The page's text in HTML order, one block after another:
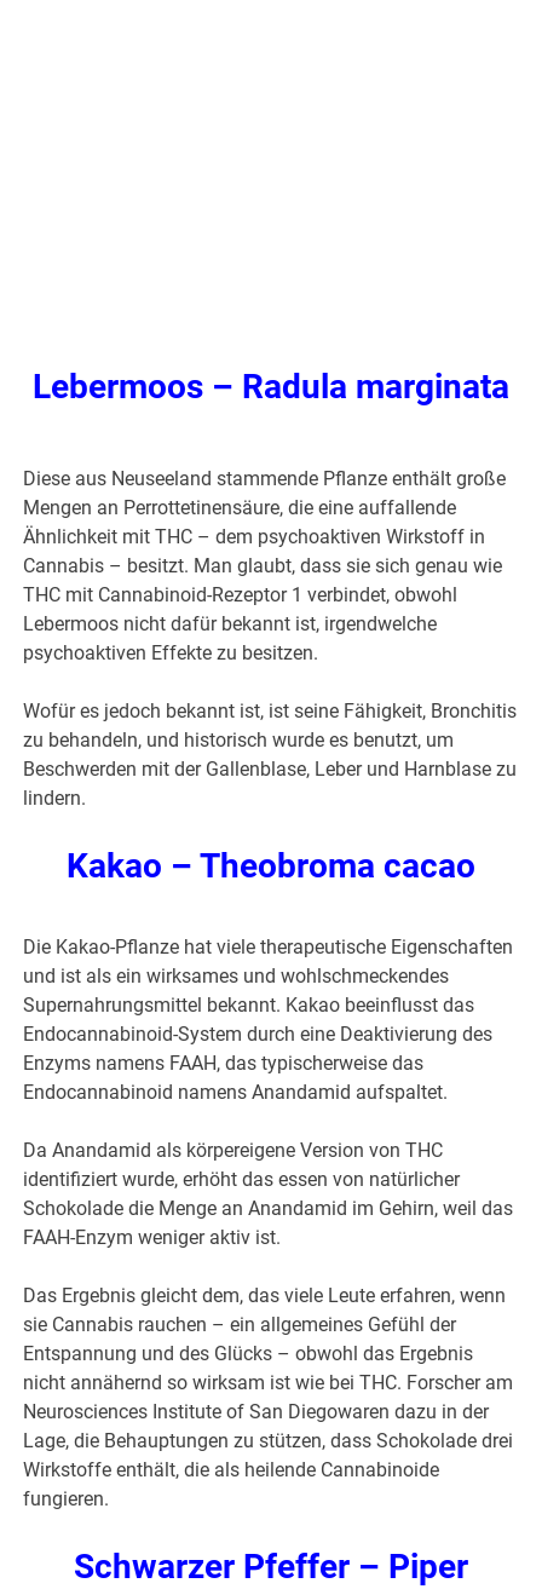
Lebermoos – Radula marginata
Diese aus Neuseeland stammende Pflanze enthält große
Mengen an Perrottetinensäure, die eine auffallende
Ähnlichkeit mit THC – dem psychoaktiven Wirkstoff in
Cannabis – besitzt. Man glaubt, dass sie sich genau wie
THC mit Cannabinoid-Rezeptor 1 verbindet, obwohl
Lebermoos nicht dafür bekannt ist, irgendwelche
psychoaktiven Effekte zu besitzen.
Wofür es jedoch bekannt ist, ist seine Fähigkeit, Bronchitis
zu behandeln, und historisch wurde es benutzt, um
Beschwerden mit der Gallenblase, Leber und Harnblase zu
lindern.
Kakao – Theobroma cacao
Die Kakao-Pflanze hat viele therapeutische Eigenschaften
und ist als ein wirksames und wohlschmeckendes
Supernahrungsmittel bekannt. Kakao beeinflusst das
Endocannabinoid-System durch eine Deaktivierung des
Enzyms namens FAAH, das typischerweise das
Endocannabinoid namens Anandamid aufspaltet.
Da Anandamid als körpereigene Version von THC
identifiziert wurde, erhöht das essen von natürlicher
Schokolade die Menge an Anandamid im Gehirn, weil das
FAAH-Enzym weniger aktiv ist.
Das Ergebnis gleicht dem, das viele Leute erfahren, wenn
sie Cannabis rauchen – ein allgemeines Gefühl der
Entspannung und des Glücks – obwohl das Ergebnis
nicht annähernd so wirksam ist wie bei THC. Forscher am
Neurosciences Institute of San Diegowaren dazu in der
Lage, die Behauptungen zu stützen, dass Schokolade drei
Wirkstoffe enthält, die als heilende Cannabinoide
fungieren.
Schwarzer Pfeffer – Piper